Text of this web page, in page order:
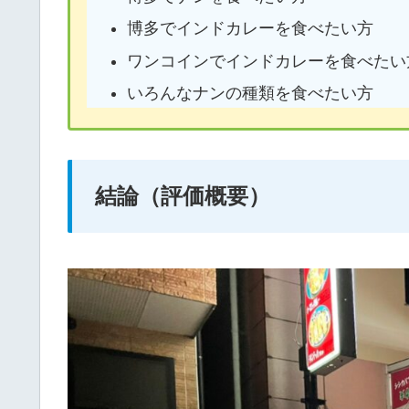
博多でインドカレーを食べたい方
ワンコインでインドカレーを食べた
いろんなナンの種類を食べたい方
結論（評価概要）